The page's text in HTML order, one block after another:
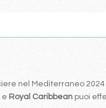
nel Mediterraneo
e Royal Caribbean puoi